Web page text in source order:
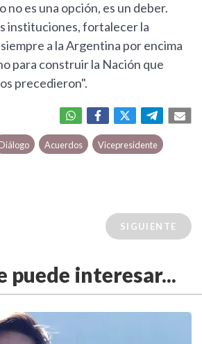
no es una opción, es un deber.
instituciones, fortalecer la
a la Argentina por encima
para construir la Nación que
precedieron".
Diálogo Acuerdos
Vicepresidente
SIGUIENTE
puede interesar...